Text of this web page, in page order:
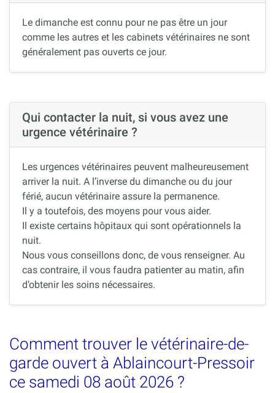
Le dimanche est connu pour ne pas être un jour
comme les autres et les cabinets vétérinaires ne sont
généralement pas ouverts ce jour.
Qui contacter la nuit, si vous avez une
urgence vétérinaire ?
Les urgences vétérinaires peuvent malheureusement
arriver la nuit. A l’inverse du dimanche ou du jour
férié, aucun vétérinaire assure la permanence.
Il y a toutefois, des moyens pour vous aider.
Il existe certains hôpitaux qui sont opérationnels la
nuit.
Nous vous conseillons donc, de vous renseigner. Au
cas contraire, il vous faudra patienter au matin, afin
d’obtenir les soins nécessaires.
Comment trouver le vétérinaire-de-
garde ouvert à Ablaincourt-Pressoir
ce samedi 08 août 2026 ?